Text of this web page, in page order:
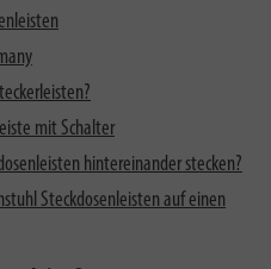
mit Schalter
hintereinander stecken?
Steckdosenleisten auf einen